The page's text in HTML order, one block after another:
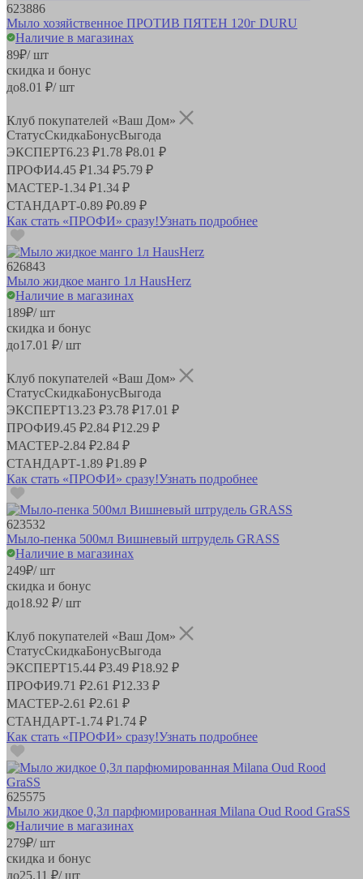
623886
Mыло хозяйственное ПРОТИВ ПЯТЕН 120г DURU
Наличие в магазинах
89₽/ шт
скидка и бонус
до8.01 ₽/ шт
Клуб покупателей «Ваш Дом»
СтатусСкидкаБонусВыгода
ЭКСПЕРТ6.23 ₽1.78 ₽8.01 ₽
ПРОФИ4.45 ₽1.34 ₽5.79 ₽
МАСТЕР-1.34 ₽1.34 ₽
СТАНДАРТ-0.89 ₽0.89 ₽
Как стать «ПРОФИ» сразу!Узнать подробнее
626843
Мыло жидкое манго 1л HausHerz
Наличие в магазинах
189₽/ шт
скидка и бонус
до17.01 ₽/ шт
Клуб покупателей «Ваш Дом»
СтатусСкидкаБонусВыгода
ЭКСПЕРТ13.23 ₽3.78 ₽17.01 ₽
ПРОФИ9.45 ₽2.84 ₽12.29 ₽
МАСТЕР-2.84 ₽2.84 ₽
СТАНДАРТ-1.89 ₽1.89 ₽
Как стать «ПРОФИ» сразу!Узнать подробнее
623532
Мыло-пенка 500мл Вишневый штрудель GRASS
Наличие в магазинах
249₽/ шт
скидка и бонус
до18.92 ₽/ шт
Клуб покупателей «Ваш Дом»
СтатусСкидкаБонусВыгода
ЭКСПЕРТ15.44 ₽3.49 ₽18.92 ₽
ПРОФИ9.71 ₽2.61 ₽12.33 ₽
МАСТЕР-2.61 ₽2.61 ₽
СТАНДАРТ-1.74 ₽1.74 ₽
Как стать «ПРОФИ» сразу!Узнать подробнее
625575
Мыло жидкое 0,3л парфюмированная Milana Oud Rood GraSS
Наличие в магазинах
279₽/ шт
скидка и бонус
до25.11 ₽/ шт